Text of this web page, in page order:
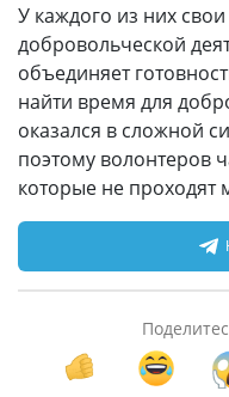
У каждого из них
добровольческой
объединяет
найти время для
оказался в сложной
поэтому волонтеров
которые не проходят